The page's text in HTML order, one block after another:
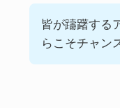
皆が躊躇する
らこそチャン